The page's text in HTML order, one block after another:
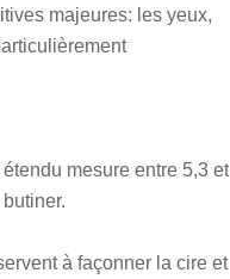
majeures: les yeux,
mesure entre 5,3 et
à façonner la cire et